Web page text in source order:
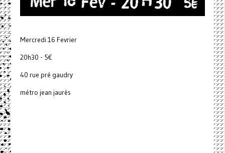
Mercredi 16 Fevrier
20h30 - 5€
40 rue pré gaudry
métro jean jaurès